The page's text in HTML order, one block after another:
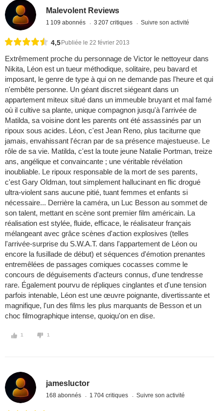
Malevolent Reviews
1 109 abonnés 3 207 critiques Suivre son activité
4,5 Publiée le 22 février 2013
Extrêmement proche du personnage de Victor le nettoyeur dans
Nikita, Léon est un tueur méthodique, solitaire, peu bavard et
imposant, le genre de type à qui on ne demande pas l'heure et qui
n'embête personne. Un géant discret siégeant dans un
appartement miteux situé dans un immeuble bruyant et mal famé
où il cultive sa plante, unique compagnon jusqu'à l'arrivée de
Matilda, sa voisine dont les parents ont été assassinés par un
ripoux sous acides. Léon, c'est Jean Reno, plus taciturne que
jamais, envahissant l'écran par de sa présence majestueuse. Le
rôle de sa vie. Matilda, c'est la toute jeune Natalie Portman, treize
ans, angélique et convaincante ; une véritable révélation
inoubliable. Le ripoux responsable de la mort de ses parents,
c'est Gary Oldman, tout simplement hallucinant en flic drogué
ultra-violent sans aucune pitié, tuant femmes et enfants si
nécessaire... Derrière la caméra, un Luc Besson au sommet de
son talent, mettant en scène sont premier film américain. La
réalisation est stylée, fluide, efficace, le réalisateur français
mélangeant avec grâce scènes d'action explosives (telles
l'arrivée-surprise du S.W.A.T. dans l'appartement de Léon ou
encore la fusillade de début) et séquences d'émotion prenantes
entremêlées de passages comiques cocasses comme le
concours de déguisements d'acteurs connus, d'une tendresse
rare. Également pourvu de répliques cinglantes et d'une tension
parfois intenable, Léon est une œuvre poignante, divertissante et
magnifique, l'un des films les plus marquants de Besson et un
choc filmographique intense, quoiqu'on en dise.
1 1
jamesluctor
168 abonnés 1 704 critiques Suivre son activité